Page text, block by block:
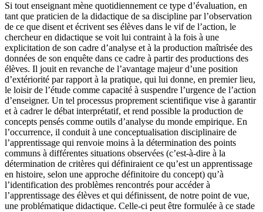
Si tout enseignant mène quotidiennement ce type d’évaluation, en
tant que praticien de la didactique de sa discipline par l’observation
de ce que disent et écrivent ses élèves dans le vif de l’action, le
chercheur en didactique se voit lui contraint à la fois à une
explicitation de son cadre d’analyse et à la production maîtrisée des
données de son enquête dans ce cadre à partir des productions des
élèves. Il jouit en revanche de l’avantage majeur d’une position
d’extériorité par rapport à la pratique, qui lui donne, en premier lieu,
le loisir de l’étude comme capacité à suspendre l’urgence de l’action
d’enseigner. Un tel processus proprement scientifique vise à garantir
et à cadrer le débat interprétatif, et rend possible la production de
concepts pensés comme outils d’analyse du monde empirique. En
l’occurrence, il conduit à une conceptualisation disciplinaire de
l’apprentissage qui renvoie moins à la détermination des points
communs à différentes situations observées (c’est-à-dire à la
détermination de critères qui définiraient ce qu’est un apprentissage
en histoire, selon une approche définitoire du concept) qu’à
l’identification des problèmes rencontrés pour accéder à
l’apprentissage des élèves et qui définissent, de notre point de vue,
une problématique didactique. Celle-ci peut être formulée à ce stade